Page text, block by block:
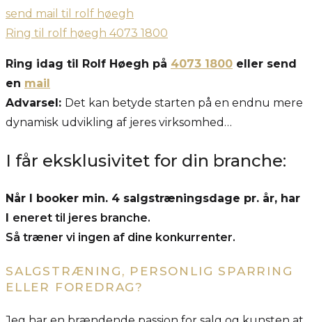
send mail til rolf høegh
Ring til rolf høegh 4073 1800
Ring idag til Rolf Høegh på 4073 1800 eller send
en mail
Advarsel: Det kan betyde starten på en endnu mere
dynamisk udvikling af jeres virksomhed…
I får eksklusivitet for din branche:
Når I booker min. 4 salgstræningsdage pr. år, har
I eneret til jeres branche.
Så træner vi ingen af dine konkurrenter.
SALGSTRÆNING, PERSONLIG SPARRING
ELLER FOREDRAG?